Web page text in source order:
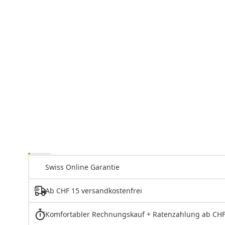
Swiss Online Garantie
Ab CHF 15 versandkostenfrei
Komfortabler Rechnungskauf + Ratenzahlung ab